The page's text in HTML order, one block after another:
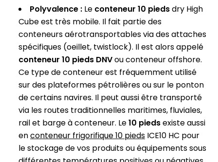
Polyvalence :Leconteneur 10 piedsdry High
Cube est très mobile. Il fait partie des
conteneurs aérotransportables via des attaches
spécifiques (oeillet, twistlock). Il est alors appelé
conteneur 10 pieds DNVou conteneur offshore.
Ce type de conteneur est fréquemment utilisé
sur des plateformes pétrolières ou sur le ponton
de certains navires. Il peut aussi être transporté
via les routes traditionnelles maritimes, fluviales,
rail et barge à conteneur. Le10 piedsexiste aussi
enconteneur frigorifique 10 piedsICE10 HC pour
le stockage de vos produits ou équipements sous